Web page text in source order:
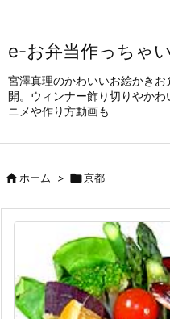
e-お弁当作っちゃ
宮澤真理のかわいいお絵かき
開。ウィンナー飾り切りやか
ニメや作り方動画も
ホーム > 京都